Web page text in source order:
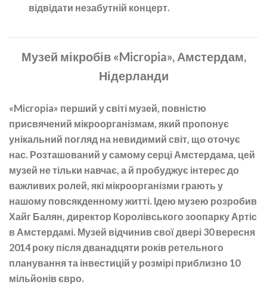
відвідати незабутній концерт.
Музей мікробів «Micropia», Амстердам,
Нідерланди
«Micropia» перший у світі музей, повністю
присвячений мікроорганізмам, який пропонує
унікальний погляд на невидимий світ, що оточує
нас. Розташований у самому серці Амстердама, цей
музей не тільки навчає, а й пробуджує інтерес до
важливих ролей, які мікроорганізми грають у
нашому повсякденному житті. Ідею музею розробив
Хайг Балян, директор Королівського зоопарку Артіс
в Амстердамі. Музей відчинив свої двері 30 вересня
2014 року після дванадцяти років ретельного
планування та інвестицій у розмірі приблизно 10
мільйонів євро.